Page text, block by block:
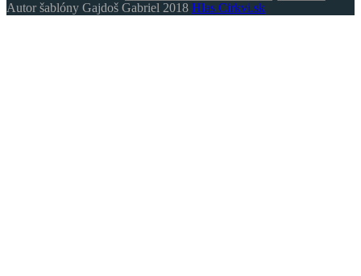
Autor šablóny Gajdoš Gabriel 2018 Hlas Cirkvi.sk